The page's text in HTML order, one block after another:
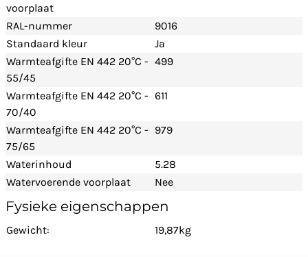
voorplaat
RAL-nummer
9016
Standaard kleur
Ja
Warmteafgifte EN 442 20°C -
55/45
499
Warmteafgifte EN 442 20°C -
70/40
611
Warmteafgifte EN 442 20°C -
75/65
979
Waterinhoud
5.28
Watervoerende voorplaat
Nee
Fysieke eigenschappen
Gewicht: 19,87kg